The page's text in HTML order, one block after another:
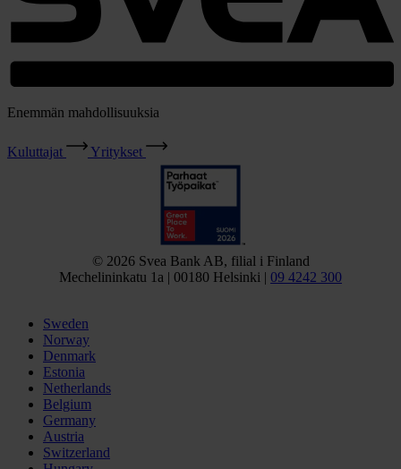
Enemmän mahdollisuuksia
Kuluttajat Yritykset
© 2026 Svea Bank AB, filial i Finland
Mechelininkatu 1a | 00180 Helsinki | 09 4242 300
Sweden
Norway
Denmark
Estonia
Netherlands
Belgium
Germany
Austria
Switzerland